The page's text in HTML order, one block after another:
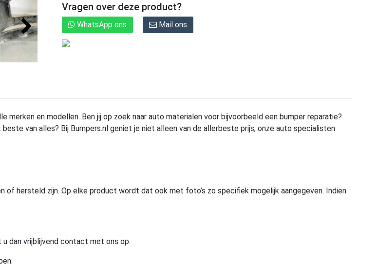
Vragen over deze product?
WhatsApp ons Mail ons
merken en modellen. Ben jij op zoek naar auto materialen voor bijvoorbeeld een bumper reparatie?
van alles? Bij Bumpers.nl geniet je niet alleen van de allerbeste prijs, onze auto specialisten
of hersteld zijn. Op elke product wordt dat ook met foto’s zo specifiek mogelijk aangegeven. Indien
dan vrijblijvend contact met ons op.